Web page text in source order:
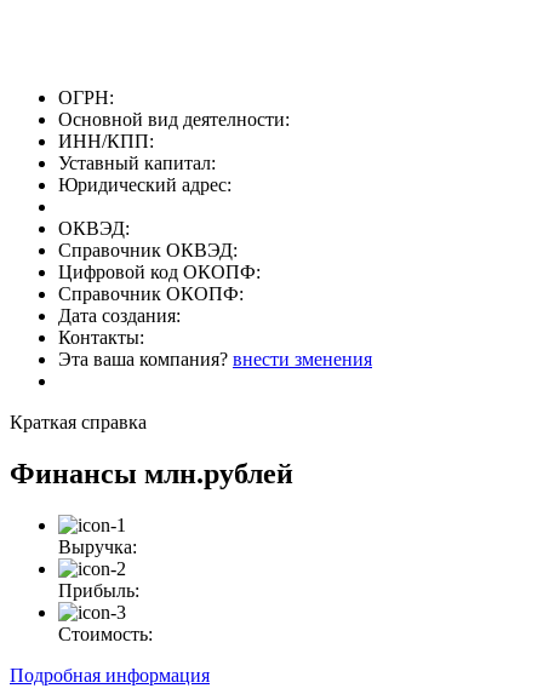
ОГРН:
Основной вид деятелности:
ИНН/КПП:
Уставный капитал:
Юридический адрес:
ОКВЭД:
Справочник ОКВЭД:
Цифровой код ОКОПФ:
Справочник ОКОПФ:
Дата создания:
Контакты:
Эта ваша компания? внести зменения
Краткая справка
Финансы млн.рублей
Выручка:
Прибыль:
Стоимость:
Подробная информация